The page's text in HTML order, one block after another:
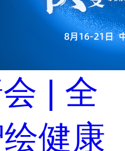
| 全
健康